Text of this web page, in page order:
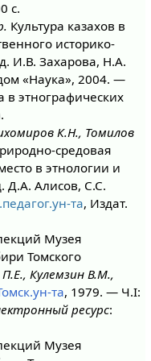
с.
Культура казахов в
историко-
И.В. Захарова, Н.А.
«Наука», 2004. —
в этнографических
К.Н., Томилов
средовая
в этнологии и
Д.А. Алисов, С.С.
та, Издат.
Музея
Томского
Кулемзин В.М.,
та, 1979. — Ч.I:
ресурс:
Музея